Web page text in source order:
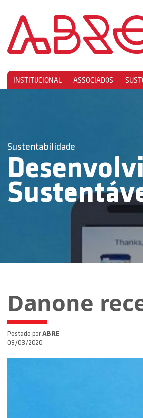
INSTITUCIONAL ASSOCIADOS
Sustentabilidade
Danone
Postado por ABRE
09/03/2020